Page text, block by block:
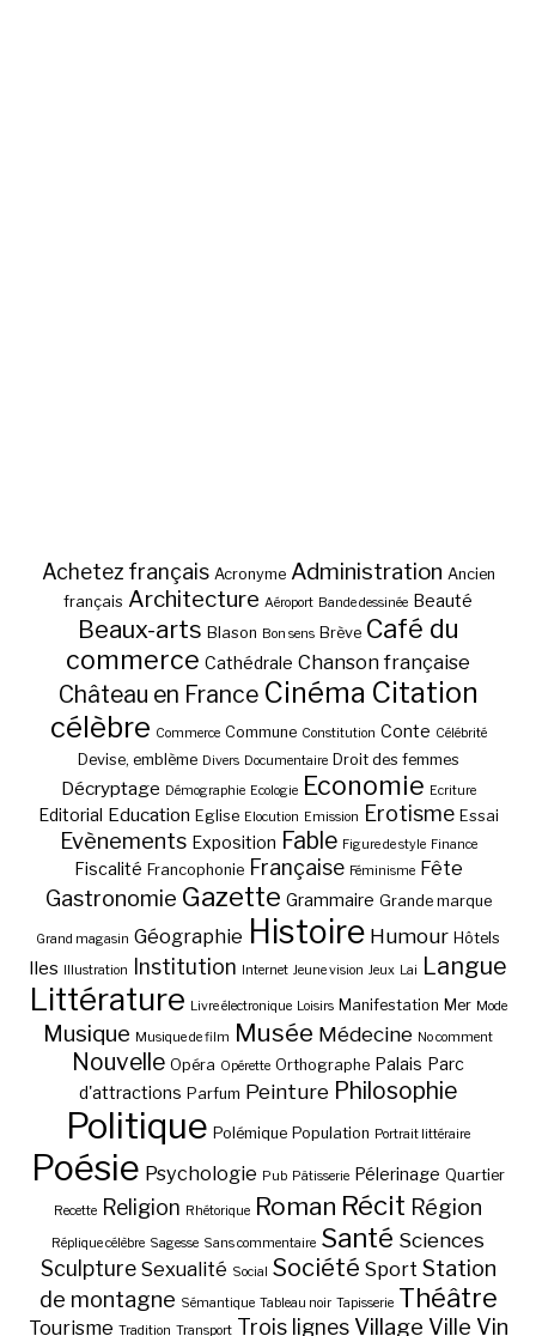
Achetez français Acronyme Administration Ancien
français Architecture Aéroport Bande dessinée Beauté
Beaux-arts Blason Bon sens Brève Café du
commerce Cathédrale Chanson française
Château en France Cinéma Citation
célèbre Commerce Commune Constitution Conte Célébrité
Devise, emblème Divers Documentaire Droit des femmes
Décryptage Démographie Ecologie Economie Ecriture
Editorial Education Eglise Elocution Emission Erotisme Essai
Evènements Exposition Fable Figure de style Finance
Fiscalité Francophonie Française Féminisme Fête
Gastronomie Gazette Grammaire Grande marque
Grand magasin Géographie Histoire Humour Hôtels
Iles Illustration Institution Internet Jeune vision Jeux Lai Langue
Littérature Livre électronique Loisirs Manifestation Mer Mode
Musique Musique de film Musée Médecine No comment
Nouvelle Opéra Opérette Orthographe Palais Parc
d'attractions Parfum Peinture Philosophie
Politique Polémique Population Portrait littéraire
Poésie Psychologie Pub Pâtisserie Pélerinage Quartier
Recette Religion Rhétorique Roman Récit Région
Réplique célèbre Sagesse Sans commentaire Santé Sciences
Sculpture Sexualité Social Société Sport Station
de montagne Sémantique Tableau noir Tapisserie Théâtre
Tourisme Tradition Transport Trois lignes Village Ville Vin